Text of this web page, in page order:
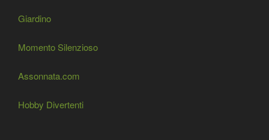
Giardino
Momento Silenzioso
Assonnata.com
Hobby Divertenti